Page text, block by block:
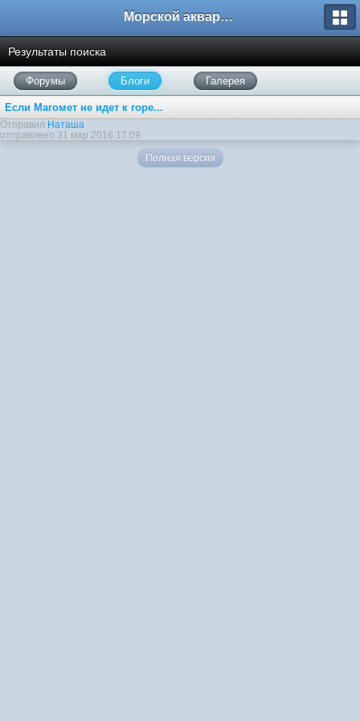
Морской аквариум. Форумы ReefCentral.ru
Результаты поиска
Форумы Блоги Галерея
Если Магомет не идет к горе...
Отправил Наташа
отправлено 31 мар 2016 17:09
Полная версия